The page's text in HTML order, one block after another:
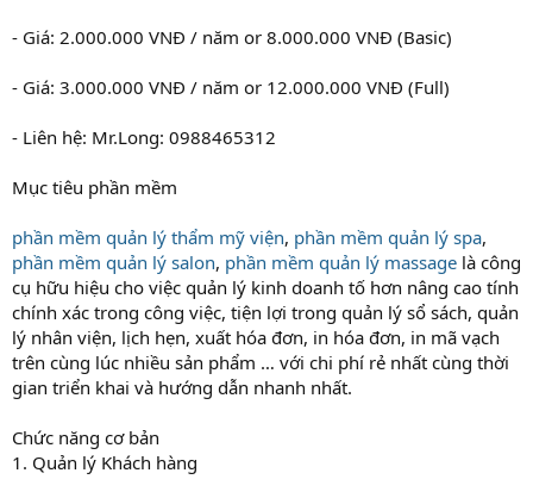
- Giá: 2.000.000 VNĐ / năm or 8.000.000 VNĐ (Basic)
- Giá: 3.000.000 VNĐ / năm or 12.000.000 VNĐ (Full)
- Liên hệ: Mr.Long: 0988465312
Mục tiêu phần mềm
phần mềm quản lý thẩm mỹ viện, phần mềm quản lý spa,
phần mềm quản lý salon, phần mềm quản lý massage là công
cụ hữu hiệu cho việc quản lý kinh doanh tố hơn nâng cao tính
chính xác trong công việc, tiện lợi trong quản lý sổ sách, quản
lý nhân viện, lịch hẹn, xuất hóa đơn, in hóa đơn, in mã vạch
trên cùng lúc nhiều sản phẩm … với chi phí rẻ nhất cùng thời
gian triển khai và hướng dẫn nhanh nhất.
Chức năng cơ bản
1. Quản lý Khách hàng